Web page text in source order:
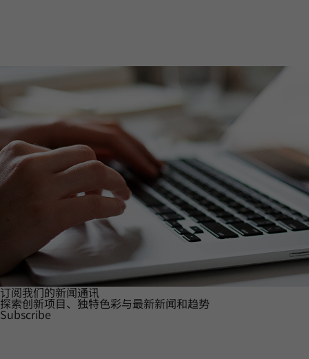
订阅我们的新闻通讯
探索创新项目、独特色彩与最新新闻和趋势
Subscribe